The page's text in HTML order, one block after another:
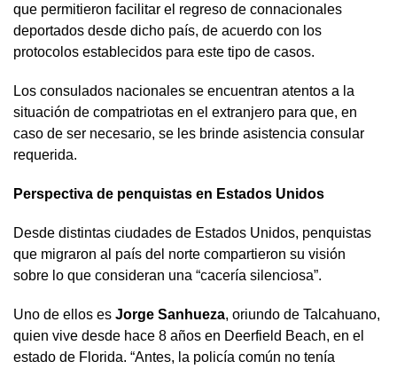
que permitieron facilitar el regreso de connacionales
deportados desde dicho país, de acuerdo con los
protocolos establecidos para este tipo de casos.
Los consulados nacionales se encuentran atentos a la
situación de compatriotas en el extranjero para que, en
caso de ser necesario, se les brinde asistencia consular
requerida.
Perspectiva de penquistas en Estados Unidos
Desde distintas ciudades de Estados Unidos, penquistas
que migraron al país del norte compartieron su visión
sobre lo que consideran una “cacería silenciosa”.
Uno de ellos es Jorge Sanhueza, oriundo de Talcahuano,
quien vive desde hace 8 años en Deerfield Beach, en el
estado de Florida. “Antes, la policía común no tenía